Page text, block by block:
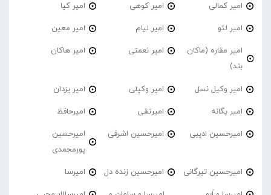
امیر کمالی امیر کوهی امیر کیا
امیر لئو امیر لیام امیر معین
امیر مقاره (ماکان
بند)
امیر نعمتی امیر هاکان
امیر وکیل نسل امیر وکیلی امیر یزدان
امیر یگانه امیرتقی امیرحافظ
امیرحسین ادیبی امیرحسین اشرفی
امیرحسین
پورمحمدی
امیرحسین تیرگانی امیرحسین زنده دل امیرسا